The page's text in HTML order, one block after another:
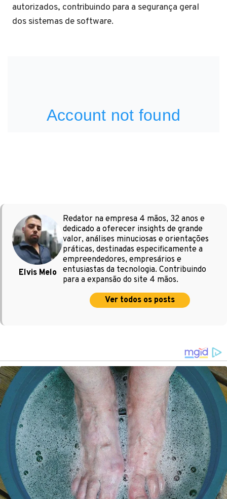
autorizados, contribuindo para a segurança geral
dos sistemas de software.
Elvis Melo
Redator na empresa 4 mãos, 32 anos e
dedicado a oferecer insights de grande
valor, análises minuciosas e orientações
práticas, destinadas especificamente a
empreendedores, empresários e
entusiastas da tecnologia. Contribuindo
para a expansão do site 4 mãos.
Ver todos os posts